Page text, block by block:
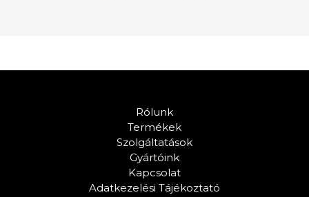
Rólunk
Termékek
Szolgáltatások
Gyártóink
Kapcsolat
Adatkezelési Tájékoztató